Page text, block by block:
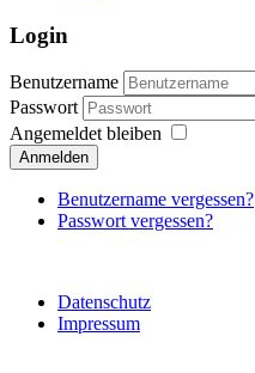
Login
Benutzername
Passwort
Angemeldet bleiben
Anmelden
Benutzername vergessen?
Passwort vergessen?
Datenschutz
Impressum